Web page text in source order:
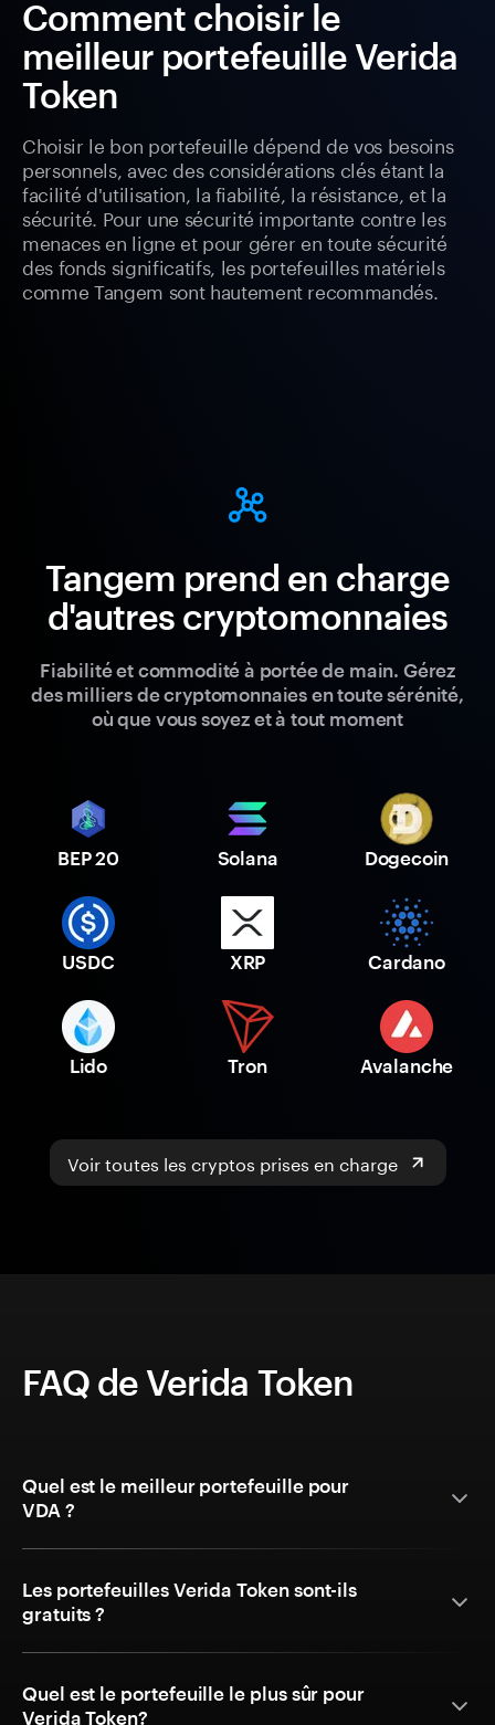
Comment choisir le
meilleur portefeuille Verida
Token
Choisir le bon portefeuille dépend de vos besoins
personnels, avec des considérations clés étant la
facilité d'utilisation, la fiabilité, la résistance, et la
sécurité. Pour une sécurité importante contre les
menaces en ligne et pour gérer en toute sécurité
des fonds significatifs, les portefeuilles matériels
comme Tangem sont hautement recommandés.
Tangem prend en charge
d'autres cryptomonnaies
Fiabilité et commodité à portée de main. Gérez
des milliers de cryptomonnaies en toute sérénité,
où que vous soyez et à tout moment
BEP 20 Solana Dogecoin
USDC XRP Cardano
Lido Tron Avalanche
Voir toutes les cryptos prises en charge
FAQ de Verida Token
Quel est le meilleur portefeuille pour
VDA ?
Les portefeuilles Verida Token sont-ils
gratuits ?
Quel est le portefeuille le plus sûr pour
Verida Token?